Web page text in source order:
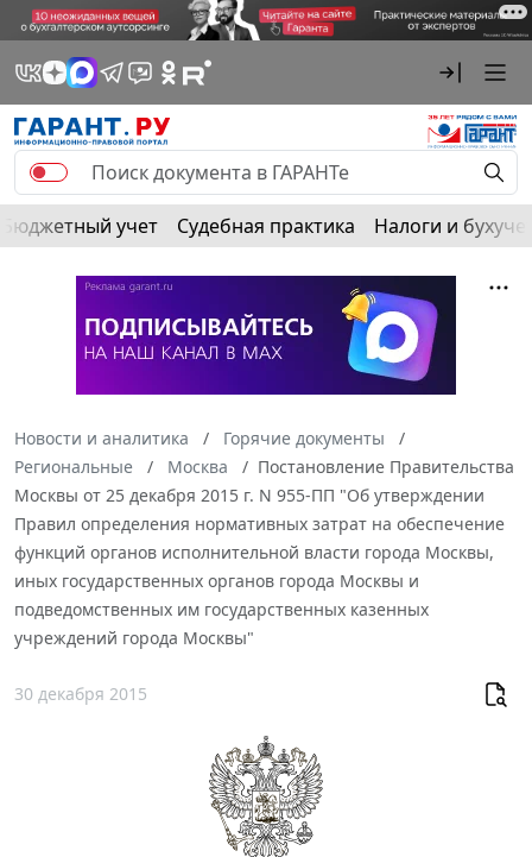
Бюджетный учет Судебная практика Налоги и
Новости и аналитика
Горячие документы
Региональные
Москва
Постановление Правительства
Москвы от 25 декабря 2015 г. N 955-ПП "Об утверждении
Правил определения нормативных затрат на обеспечение
функций органов исполнительной власти города Москвы,
иных государственных органов города Москвы и
подведомственных им государственных казенных
учреждений города Москвы"
30 декабря 2015